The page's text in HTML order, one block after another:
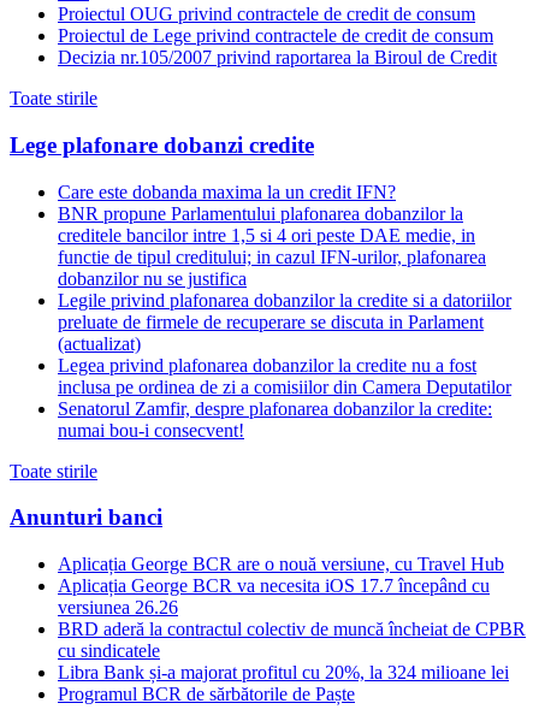
Proiectul OUG privind contractele de credit de consum
Proiectul de Lege privind contractele de credit de consum
Decizia nr.105/2007 privind raportarea la Biroul de Credit
Toate stirile
Lege plafonare dobanzi credite
Care este dobanda maxima la un credit IFN?
BNR propune Parlamentului plafonarea dobanzilor la
creditele bancilor intre 1,5 si 4 ori peste DAE medie, in
functie de tipul creditului; in cazul IFN-urilor, plafonarea
dobanzilor nu se justifica
Legile privind plafonarea dobanzilor la credite si a datoriilor
preluate de firmele de recuperare se discuta in Parlament
(actualizat)
Legea privind plafonarea dobanzilor la credite nu a fost
inclusa pe ordinea de zi a comisiilor din Camera Deputatilor
Senatorul Zamfir, despre plafonarea dobanzilor la credite:
numai bou-i consecvent!
Toate stirile
Anunturi banci
Aplicația George BCR are o nouă versiune, cu Travel Hub
Aplicația George BCR va necesita iOS 17.7 începând cu
versiunea 26.26
BRD aderă la contractul colectiv de muncă încheiat de CPBR
cu sindicatele
Libra Bank și-a majorat profitul cu 20%, la 324 milioane lei
Programul BCR de sărbătorile de Paște